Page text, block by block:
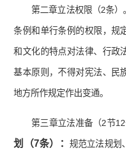
第二章立法权限（2条
条例和单行条例的权限，规
和文化的特点对法律、行政
基本原则，不得对宪法、民
地方所作规定作出变通。
第三章立法准备（2节12
划（7条）： 规范立法规划